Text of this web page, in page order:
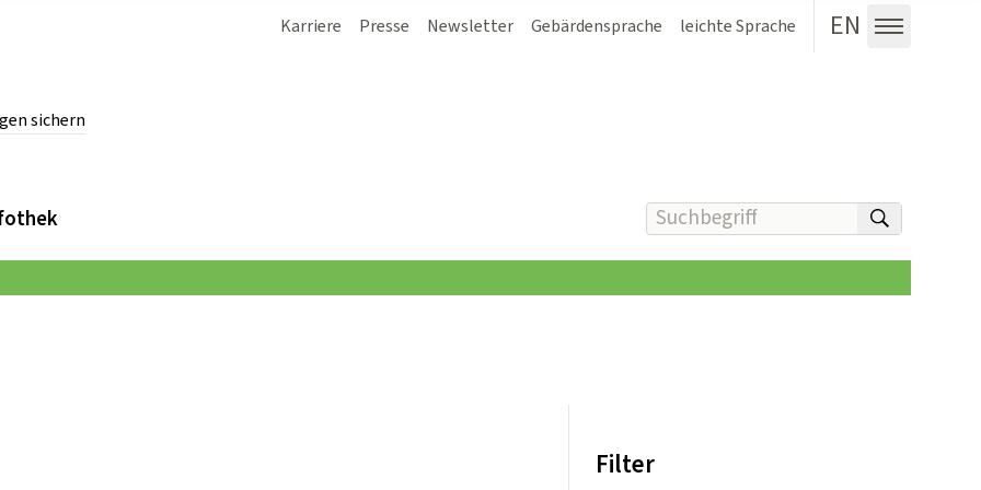
sichern
Karriere Presse Newsletter Gebärdensprache leichte Sprache EN
Menü
Suchbegriff(e) eingeben
Filter